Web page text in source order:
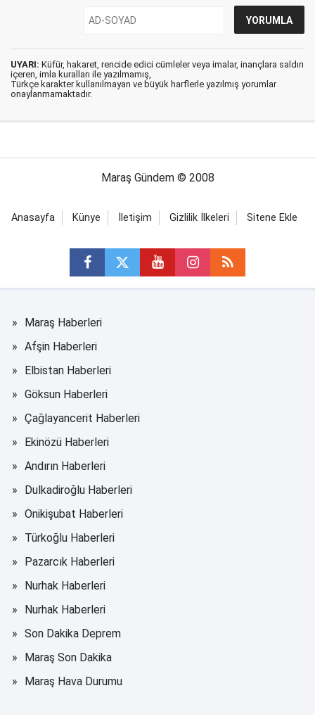
UYARI: Küfür, hakaret, rencide edici cümleler veya imalar, inançlara saldırı
içeren, imla kuralları ile yazılmamış,
Türkçe karakter kullanılmayan ve büyük harflerle yazılmış yorumlar
onaylanmamaktadır.
Maraş Gündem © 2008
Anasayfa Künye İletişim Gizlilik İlkeleri Sitene Ekle
Maraş Haberleri
Afşin Haberleri
Elbistan Haberleri
Göksun Haberleri
Çağlayancerit Haberleri
Ekinözü Haberleri
Andırın Haberleri
Dulkadiroğlu Haberleri
Onikişubat Haberleri
Türkoğlu Haberleri
Pazarcık Haberleri
Nurhak Haberleri
Nurhak Haberleri
Son Dakika Deprem
Maraş Son Dakika
Maraş Hava Durumu